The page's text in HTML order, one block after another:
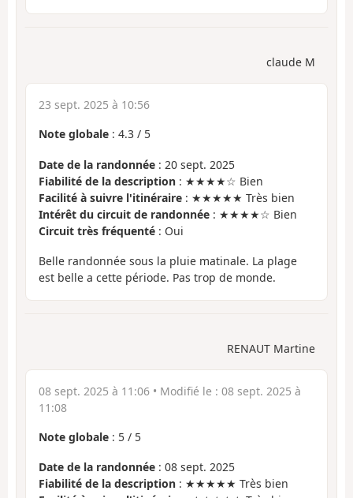
claude M
23 sept. 2025 à 10:56
Note globale : 4.3 / 5
Date de la randonnée : 20 sept. 2025
Fiabilité de la description : ★★★★☆ Bien
Facilité à suivre l'itinéraire : ★★★★★ Très bien
Intérêt du circuit de randonnée : ★★★★☆ Bien
Circuit très fréquenté : Oui
Belle randonnée sous la pluie matinale. La plage
est belle a cette période. Pas trop de monde.
RENAUT Martine
08 sept. 2025 à 11:06 • Modifié le : 08 sept. 2025 à
11:08
Note globale : 5 / 5
Date de la randonnée : 08 sept. 2025
Fiabilité de la description : ★★★★★ Très bien